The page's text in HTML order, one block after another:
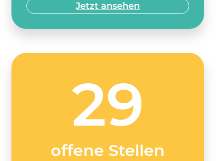
Jetzt ansehen
29
offene Stellen